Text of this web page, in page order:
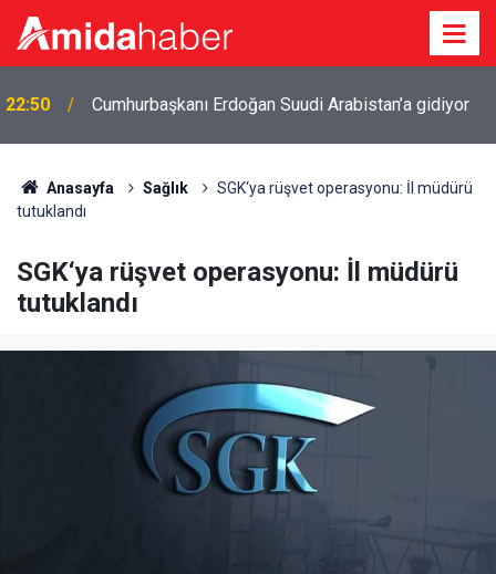
22:50 Cumhurbaşkanı Erdoğan Suudi Arabistan’a gidiyor
Anasayfa Sağlık
SGK‘ya rüşvet operasyonu: İl müdürü
tutuklandı
SGK‘ya rüşvet operasyonu: İl müdürü
tutuklandı